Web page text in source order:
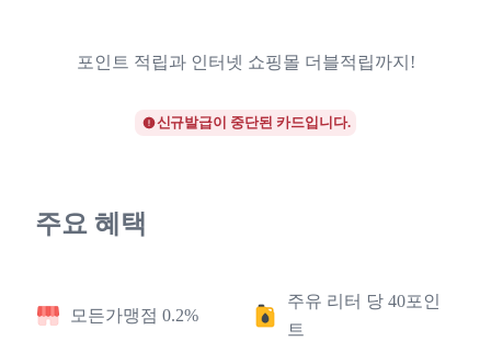
포인트 적립과 인터넷 쇼핑몰 더블적립까지!
신규발급이 중단된 카드입니다.
주요 혜택
모든가맹점 0.2%
주유 리터 당 40포인
트